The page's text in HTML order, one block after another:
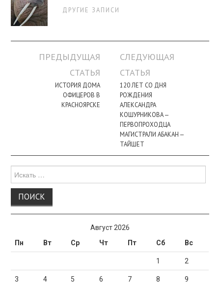
ДРУГИЕ ЗАПИСИ
Навигация
ПРЕДЫДУЩАЯ
СТАТЬЯ
ИСТОРИЯ ДОМА
ОФИЦЕРОВ В
КРАСНОЯРСКЕ
СЛЕДУЮЩАЯ
СТАТЬЯ
120 ЛЕТ СО ДНЯ
РОЖДЕНИЯ
АЛЕКСАНДРА
КОШУРНИКОВА —
ПЕРВОПРОХОДЦА
МАГИСТРАЛИ АБАКАН —
ТАЙШЕТ
для:
Август 2026
Пн
Вт Ср Чт Пт Сб Вс
1 2
3 4 5 6 7 8 9